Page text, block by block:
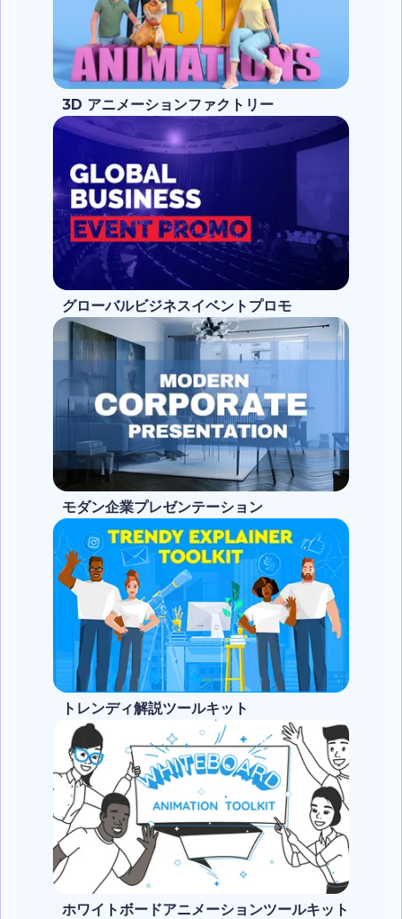
3D アニメーションファクトリー
グローバルビジネスイベントプロモ
モダン企業プレゼンテーション
トレンディ解説ツールキット
ホワイトボードアニメーションツールキット